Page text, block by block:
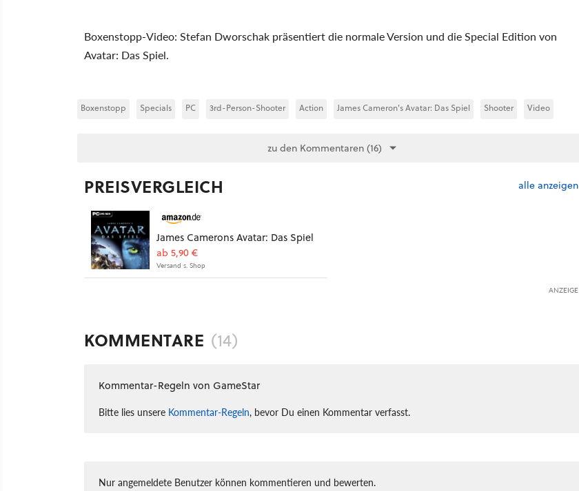
Boxenstopp-Video: Stefan Dworschak präsentiert die normale Version und die Special Edition von
Avatar: Das Spiel.
Boxenstopp Specials PC 3rd-Person-Shooter Action James Cameron's Avatar: Das Spiel Shooter Video
zu den Kommentaren (16)
PREISVERGLEICH alle anzeigen
James Camerons Avatar: Das Spiel
ab 5,90 €
Versand s. Shop
ANZEIGE
KOMMENTARE (14)
Kommentar-Regeln von GameStar
Bitte lies unsere Kommentar-Regeln, bevor Du einen Kommentar verfasst.
Nur angemeldete Benutzer können kommentieren und bewerten.